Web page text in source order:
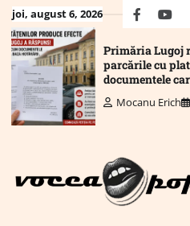
Skip
to
content
joi, august 6, 2026 facebook
Primăria Lugoj
parcările cu
documentele
Mocanu Erich